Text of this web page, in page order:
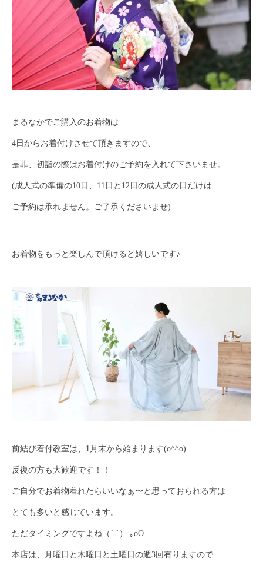
まるなかでご購入のお着物は
4日からお着付けさせて頂きますので、
是非、初詣の際はお着付けのご予約を入れて下さいませ。
(成人式の準備の10日、11日と12日の成人式の日だけは
ご予約は承れません。ご了承くださいませ)
お着物をもっと楽しんで頂けると嬉しいです♪
前結び着付教室は、1月末から始まります(o^^o)
反復の方も大歓迎です！！
ご自分でお着物着れたらいいなぁ〜と思っておられる方は
とても多いと感じています。
ただタイミングですよね（´-`）.｡oO
本店は、月曜日と木曜日と土曜日の週3回有りますので